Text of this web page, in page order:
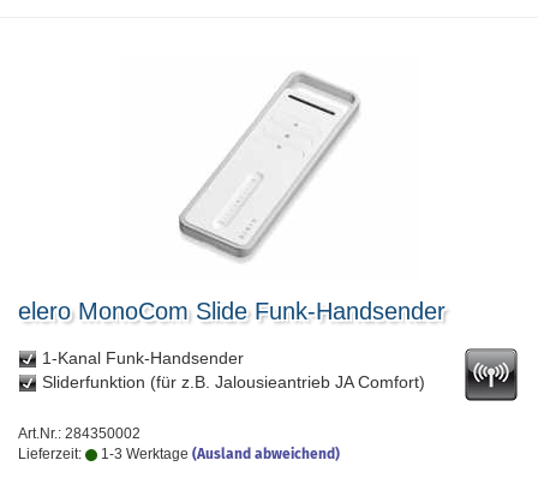
elero MonoCom Slide Funk-Handsender
1-Kanal Funk-Handsender
Sliderfunktion (für z.B. Jalousieantrieb JA Comfort)
Art.Nr.: 284350002
Lieferzeit:
1-3 Werktage (Ausland abweichend)